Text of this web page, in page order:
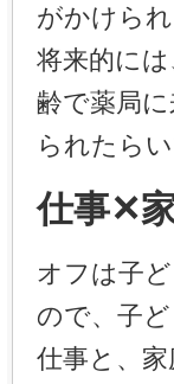
がかけられ
将来的に
齢で薬局
られたら
仕事✕
オフは子
ので、子
仕事と、